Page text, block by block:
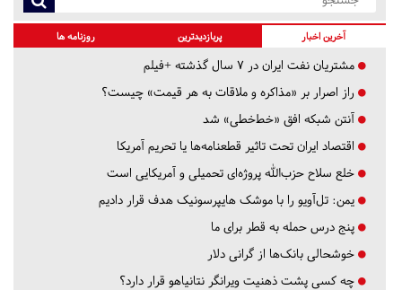
آخرین اخبار پربازدیدترین روزنامه ها
مشتریان نفت ایران در ۷ سال گذشته +فیلم
راز اصرار بر «مذاکره و ملاقات به هر قیمت» چیست؟
آنتن شبکه افق «خط‌خطی» شد
اقتصاد ایران تحت تاثیر قطعنامه‌ها یا تحریم‌ آمریکا
خلع سلاح حزب‌الله پروژه‌ای تحمیلی و آمریکایی است
یمن: تل‌آویو را با موشک هایپرسونیک هدف قرار دادیم
پنج درس‌ حمله به قطر برای ما
خوشحالی بانک‌ها از گرانی دلار
چه کسی پشت ذهنیت ویرانگر نتانیاهو قرار دارد؟